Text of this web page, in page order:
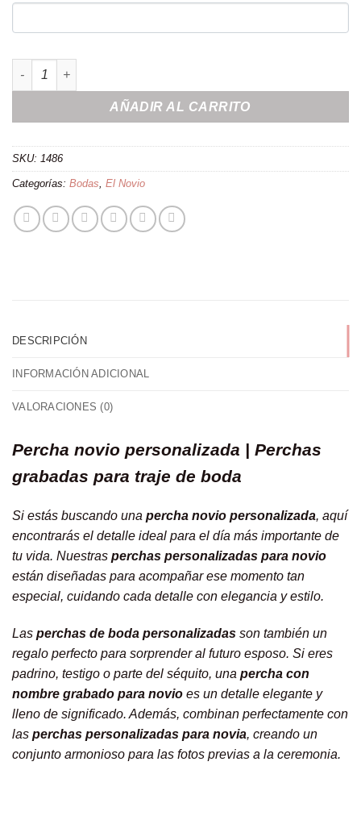
Percha personalizada "Para el novio" cantidad
AÑADIR AL CARRITO
SKU: 1486
Categorías: Bodas El Novio
DESCRIPCIÓN
INFORMACIÓN ADICIONAL
VALORACIONES (0)
Percha novio personalizada | Perchas
grabadas para traje de boda
Si estás buscando una percha novio personalizada, aquí
encontrarás el detalle ideal para el día más importante de
tu vida. Nuestras perchas personalizadas para novio
están diseñadas para acompañar ese momento tan
especial, cuidando cada detalle con elegancia y estilo.
Las perchas de boda personalizadas son también un
regalo perfecto para sorprender al futuro esposo. Si eres
padrino, testigo o parte del séquito, una percha con
nombre grabado para novio es un detalle elegante y
lleno de significado. Además, combinan perfectamente con
las perchas personalizadas para novia, creando un
conjunto armonioso para las fotos previas a la ceremonia.